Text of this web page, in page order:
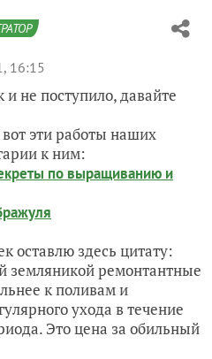
16:15
и не поступило, давайте
эти работы наших
к ним:
по выращиванию и
оставлю здесь цитату:
земляникой ремонтантные
к поливам и
ухода в течение
Это цена за обильный